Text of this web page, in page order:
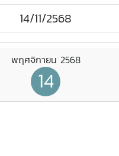
พฤศจิกายน 2568
14